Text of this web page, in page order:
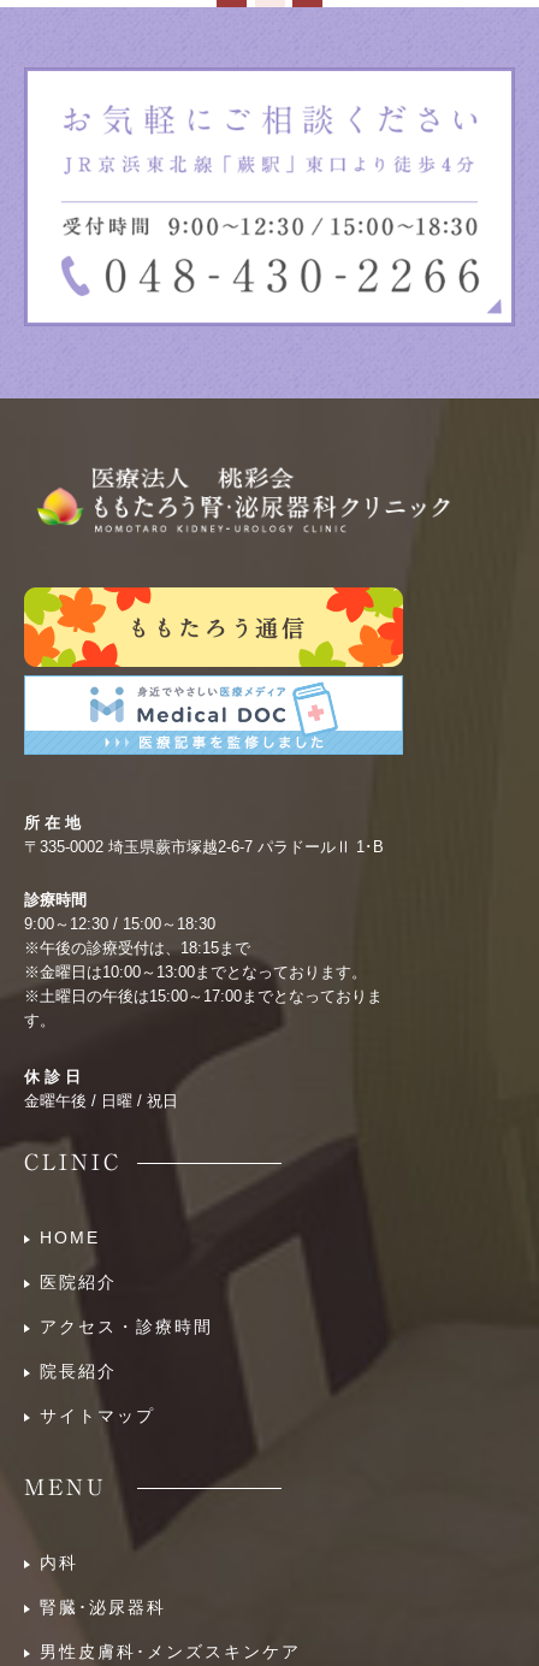
所 在 地
〒335-0002 埼玉県蕨市塚越2-6-7 パラドールⅡ 1･B
診療時間
9:00～12:30 / 15:00～18:30
※午後の診療受付は、18:15まで
※金曜日は10:00～13:00までとなっております。
※土曜日の午後は15:00～17:00までとなっておりま
す。
休 診 日
金曜午後 / 日曜 / 祝日
CLINIC
HOME
医院紹介
アクセス・診療時間
院長紹介
サイトマップ
MENU
内科
腎臓･泌尿器科
男性皮膚科･メンズスキンケア